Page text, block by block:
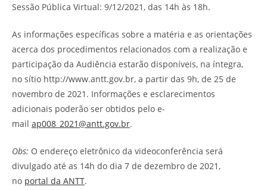
Sessão Pública Virtual: 9/12/2021, das 14h às 18h.
As informações específicas sobre a matéria e as orientações
acerca dos procedimentos relacionados com a realização e
participação da Audiência estarão disponíveis, na íntegra,
no sítio http://www.antt.gov.br, a partir das 9h, de 25 de
novembro de 2021. Informações e esclarecimentos
adicionais poderão ser obtidos pelo e-
mail ap008_2021@antt.gov.br.
Obs: O endereço eletrônico da videoconferência será
divulgado até as 14h do dia 7 de dezembro de 2021,
no portal da ANTT.